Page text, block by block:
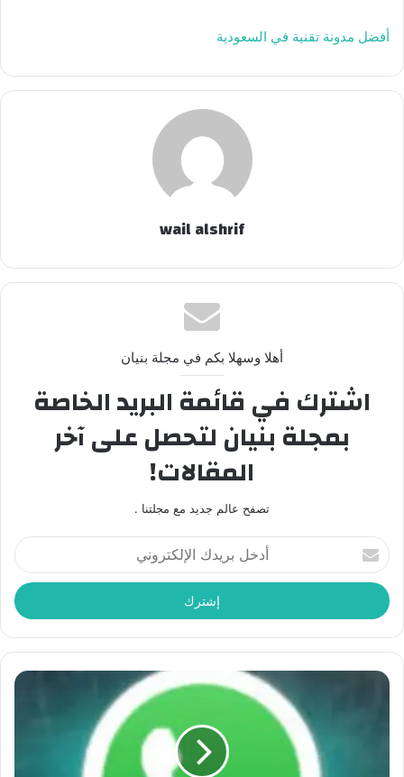
أفضل مدونة تقنية في السعودية
wail alshrif
أهلا وسهلا بكم في مجلة بنيان
اشترك في قائمة البريد الخاصة
بمجلة بنيان لتحصل على آخر
المقالات!
تصفح عالم جديد مع مجلتنا .
أدخل
بريدك
الإلكتروني